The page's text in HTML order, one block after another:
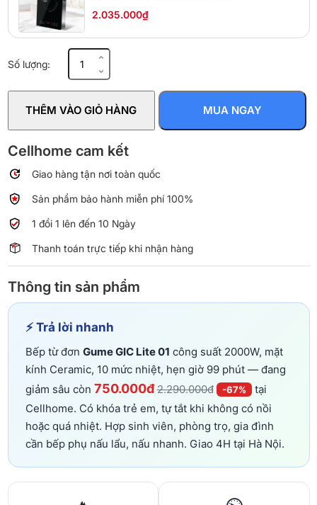
2.035.000₫
Số lượng:từ
GIC
Lite
2000W
số
THÊM VÀO GIỎ HÀNG MUA NGAY
Cellhome cam kết
Giao hàng tận nơi toàn quốc
Sản phẩm bảo hành miễn phí 100%
1 đổi 1 lên đến 10 Ngày
Thanh toán trực tiếp khi nhận hàng
Thông tin sản phẩm
⚡ Trả lời nhanh
Bếp từ đơn Gume GIC Lite 01 công suất 2000W, mặt
kính Ceramic, 10 mức nhiệt, hẹn giờ 99 phút — đang
giảm sâu còn 750.000đ 2.290.000đ -67% tại
Cellhome. Có khóa trẻ em, tự tắt khi không có nồi
hoặc quá nhiệt. Hợp sinh viên, phòng trọ, gia đình
cần bếp phụ nấu lẩu, nấu nhanh. Giao 4H tại Hà Nội.